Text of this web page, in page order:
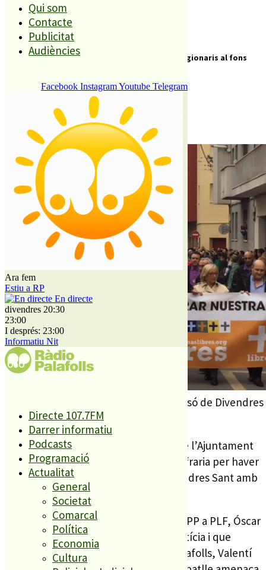
Qui som
Contacte
Publicitat
Audiències
Facebook InstagramYoutube Telegram
Ara fem
Estiu a RP
En directe
divendres 20:30
23:00
I després: 23:00
Informatiu Nit
Directe 107.7FM
Darrer informatiu
Podcasts
Programació
Actualitat
General
Societat
Comarcal
Política
Economia
Cultura
Compartiu aquesta història
Un moment de la processó amb els legionaris al fons
5 ABRIL, 2016
Imatge de la Manifestació-Processó de Divendres
Sant
A l’entitat no li ha agradat l’anunci que l’Ajuntament
està estudiant com sancionar a la Confraria per haver
fet la manifestació-processó del Divendres Sant amb
els legionaris, tot i la desautorització.
El Confrare Major, i també regidor del PP a PLF, Óscar
Bermán, assegura que és una mala notícia i que
l’anunci evidencia que l’alcalde de Palafolls, Valentí